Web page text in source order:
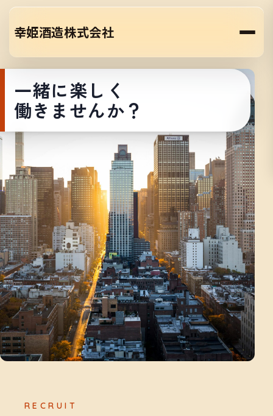
幸姫酒造株式会社
一緒に楽しく
働きませんか？